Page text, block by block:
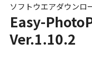
Easy-
Ver.1.10.2
ソフトウエアダウンロ